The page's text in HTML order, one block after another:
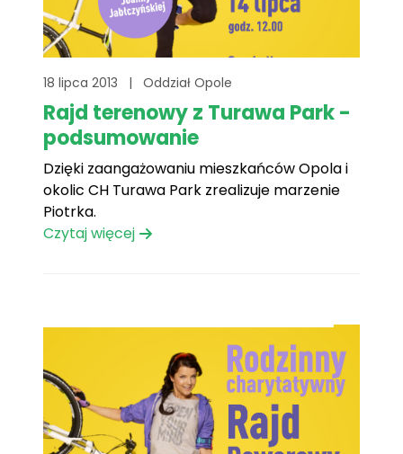
18 lipca 2013 | Oddział Opole
Rajd terenowy z Turawa Park -
podsumowanie
Dzięki zaangażowaniu mieszkańców Opola i
okolic CH Turawa Park zrealizuje marzenie
Piotrka.
Czytaj więcej